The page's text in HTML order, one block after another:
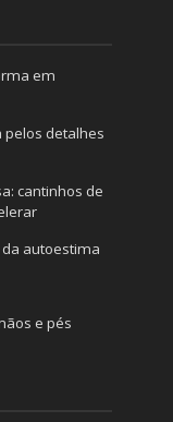
em
pelos detalhes
cantinhos de
autoestima
e pés